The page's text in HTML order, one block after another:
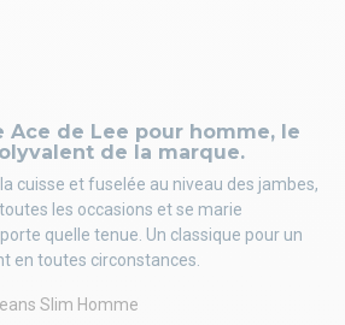
Ace de Lee pour homme, le
de la marque.
cuisse et fuselée au niveau des jambes,
les occasions et se marie
quelle tenue. Un classique pour un
en toutes circonstances.
Slim Homme